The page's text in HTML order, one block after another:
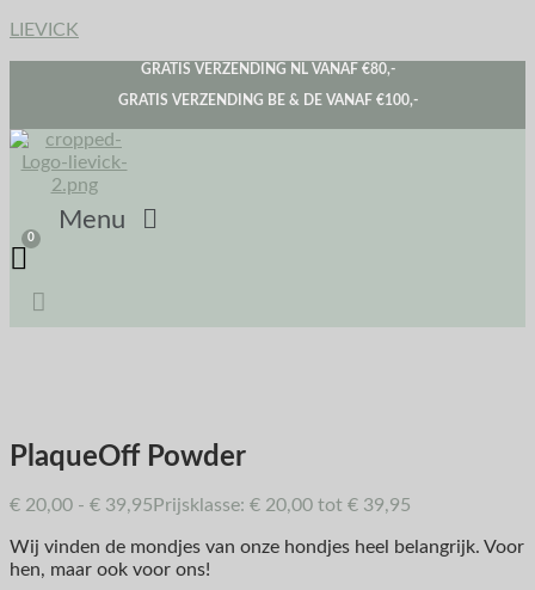
LIEVICK
GRATIS VERZENDING NL VANAF €80,-
GRATIS VERZENDING BE & DE VANAF €100,-
Menu
PlaqueOff Powder
€ 20,00 - € 39,95 Prijsklasse: € 20,00 tot € 39,95
Wij vinden de mondjes van onze hondjes heel belangrijk. Voor
hen, maar ook voor ons!